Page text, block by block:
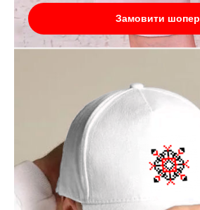
Замовити шопер